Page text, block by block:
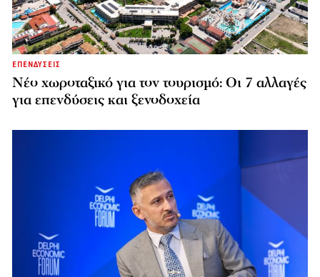
ΕΠΕΝΔΥΣΕΙΣ
Νέο χωροταξικό για τον τουρισμό: Οι 7 αλλαγές
για επενδύσεις και ξενοδοχεία